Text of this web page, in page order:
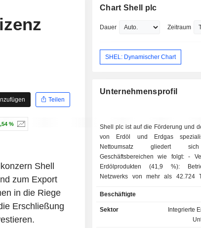
Teilen
%
Shell
zum Export
in die Riege
Erschließung
Chart Shell plc
Dauer Zeitraum
SHEL: Dynamischer Chart
Unternehmensprofil
Shell plc ist auf die Förderung und
von Erdöl und Erdgas
Nettoumsatz gliedert
Geschäftsbereichen wie folgt: - Vertrieb von
Erdölprodukten (41,9 %):
Netzwerks von mehr als 42.724
besitzt Ende 2025 weltweit 7
plc ist zudem in der Herstellung
petrochemischer Produkte tätig
Beschäftigte
Sektor
Integrierte